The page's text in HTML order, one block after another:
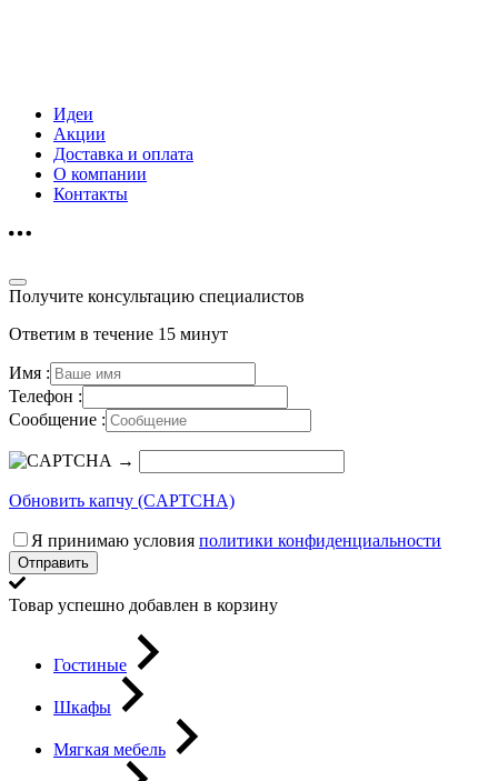
Идеи
Акции
Доставка и оплата
О компании
Контакты
Получите консультацию специалистов
Ответим в течение 15 минут
Имя :
Телефон :
Сообщение :
→
Обновить капчу (CAPTCHA)
Я принимаю условия политики конфиденциальности
Отправить
Товар успешно добавлен в корзину
Гостиные
Шкафы
Мягкая мебель